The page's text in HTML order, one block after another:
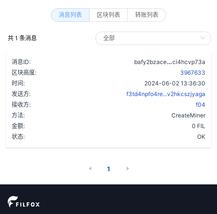
消息列表 区块列表 转账列表
共 1 条消息
消息ID: bafy2bzace
ci4hcvp73a
区块高度:
3967633
时间:
2024-06-02 13:36:30
发送方:
f3td4npfo4re...v2hkcszjyaga
接收方:
f04
方法:
CreateMiner
金额:
0 FIL
状态:
OK
1